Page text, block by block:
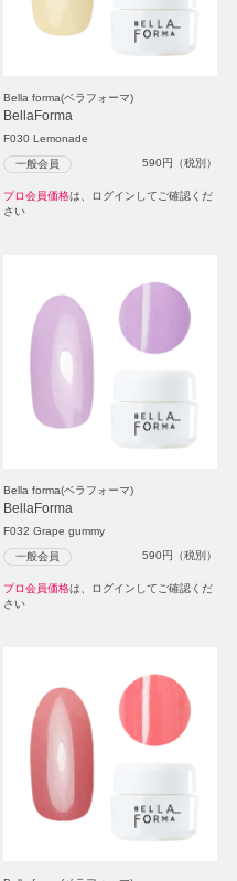
Bella forma(ベラフォーマ)
BellaForma
F030 Lemonade
一般会員 590円（税別）
プロ会員価格は、ログインしてご確認くだ
さい
Bella forma(ベラフォーマ)
BellaForma
F032 Grape gummy
一般会員 590円（税別）
プロ会員価格は、ログインしてご確認くだ
さい